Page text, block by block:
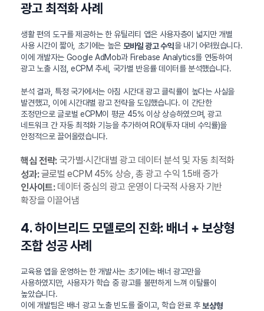
광고 최적화 사례
생활 편의 도구를 제공하는 한 유틸리티 앱은 사용자층이 넓지만 개별
사용 시간이 짧아, 초기에는 높은 모바일 광고 수익을 내기 어려웠습니다.
이에 개발자는 Google AdMob과 Firebase Analytics를 연동하여
광고 노출 시점, eCPM 추세, 국가별 반응률 데이터를 분석했습니다.
분석 결과, 특정 국가에서는 아침 시간대 광고 클릭률이 높다는 사실을
발견했고, 이에 시간대별 광고 전략을 도입했습니다. 이 간단한
조정만으로 글로벌 eCPM이 평균 45% 이상 상승하였으며, 광고
네트워크 간 자동 최적화 기능을 추가하여 ROI(투자 대비 수익률)을
안정적으로 끌어올렸습니다.
핵심 전략:국가별·시간대별 광고 데이터 분석 및 자동 최적화
성과:글로벌 eCPM 45% 상승, 총 광고 수익 1.5배 증가
인사이트:데이터 중심의 광고 운영이 다국적 사용자 기반
확장을 이끌어냄
4. 하이브리드 모델로의 진화: 배너 + 보상형
조합 성공 사례
교육용 앱을 운영하는 한 개발사는 초기에는 배너 광고만을
사용하였지만, 사용자가 학습 중 광고를 불편하게 느껴 이탈률이
높았습니다.
이에 개발팀은 배너 광고 노출 빈도를 줄이고, 학습 완료 후보상형